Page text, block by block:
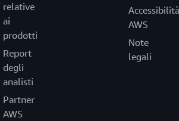
relative
ai
prodotti
Report
degli
analisti
Partner
AWS
Accessibilità
AWS
Note
legali